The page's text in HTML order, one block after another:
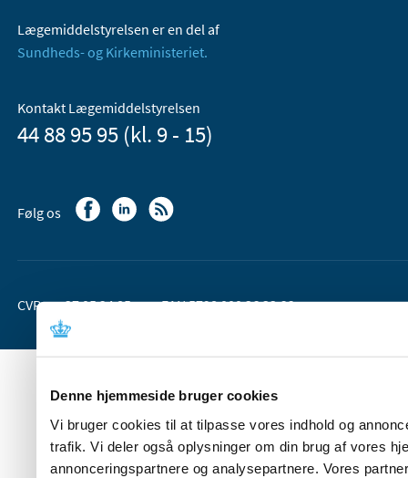
Denne hjemmeside bruger cookies
Vi bruger cookies til at tilpasse vores indhold og
trafik. Vi deler også oplysninger om din brug af vores
annonceringspartnere og analysepartnere. Vores
Lægemiddelstyrelsen er en del af
Sundheds- og Kirkeministeriet.
Kontakt Lægemiddelstyrelsen
44 88 95 95 (kl. 9 - 15)
Følg os
CVR-nr. 37 05 24 85 EAN 5798 000 36 33 66